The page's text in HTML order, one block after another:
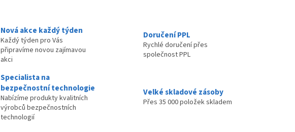
Nová akce každý týden
Každý týden pro Vás
připravíme novou zajímavou
akci
Doručení PPL
Rychlé doručení přes
společnost PPL
Specialista na
bezpečnostní technologie
Nabízíme produkty kvalitních
výrobců bezpečnostních
technologií
Velké skladové zásoby
Přes 35 000 položek skladem